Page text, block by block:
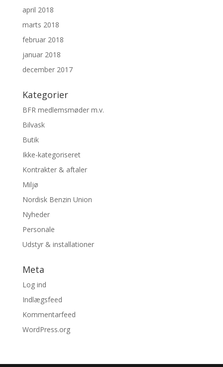
april 2018
marts 2018
februar 2018
januar 2018
december 2017
Kategorier
BFR medlemsmøder m.v.
Bilvask
Butik
Ikke-kategoriseret
Kontrakter & aftaler
Miljø
Nordisk Benzin Union
Nyheder
Personale
Udstyr & installationer
Meta
Log ind
Indlægsfeed
Kommentarfeed
WordPress.org